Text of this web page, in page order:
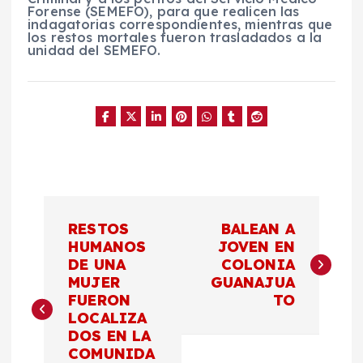
Forense (SEMEFO), para que realicen las
indagatorias correspondientes, mientras que
los restos mortales fueron trasladados a la
unidad del SEMEFO.
v
e
RESTOS
HUMANOS
DE UNA
MUJER
FUERON
LOCALIZA
DOS EN LA
COMUNIDA
BALEAN A
JOVEN EN
COLONIA
GUANAJUA
TO